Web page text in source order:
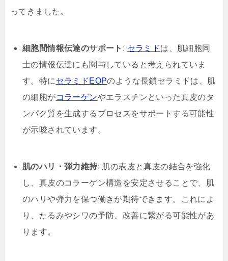
ってきました。
細胞間情報伝達のサポート : セラミドは、肌細胞同
士の情報伝達にも関与していると考えられていま
す。特に セラミドEOPのような長鎖セラミドは、肌
の細胞がコラーゲンやエラスチンといった真皮のタ
ンパク質を生成するプロセスをサポートする可能性
が示唆されています。
肌のハリ・弾力維持: 肌の表皮と真皮の結合を強化
し、真皮のコラーゲン構造を安定させることで、肌
のハリや弾力を保つ働きが期待できます。これによ
り、たるみやシワの予防、改善に繋がる可能性があ
ります。